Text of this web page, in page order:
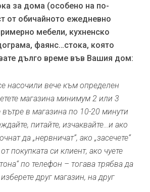
за дома (особено на по-
от обичайното ежедневно
мебели, кухненско
фаянс…стока, която
дълго време във Вашия дом:
насочили вече към определен
магазина минимум 2 или 3
вътре в магазина по 10-20 минути
питайте, изчаквайте…и ако
да „нервничат“, ако „засечете“
покупката си клиент, ако чуете
по телефон – тогава трябва да
друг магазин, на друг